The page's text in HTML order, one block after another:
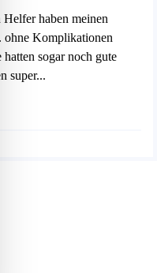
Helfer haben meinen
ohne Komplikationen
sogar noch gute
super...